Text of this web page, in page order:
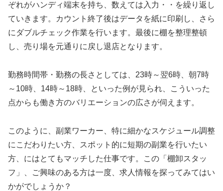
ぞれがハンディ端末を持ち、数えては入力・・を繰り返し
ていきます。カウント終了後はデータを紙に印刷し、さら
にダブルチェック作業を行います。最後に棚を整理整頓
し、売り場を元通りに戻し退店となります。
勤務時間帯・勤務の長さとしては、23時～翌6時、朝7時
～10時、14時～18時、といった例が見られ、こういった
点からも働き方のバリエーションの広さが伺えます。
このように、副業ワーカー、特に細かなスケジュール調整
にこだわりたい方、スポット的に短期の副業を行いたい
方、にはとてもマッチした仕事です。この「棚卸スタッ
フ」、ご興味のある方は一度、求人情報を探ってみてはい
かがでしょうか？